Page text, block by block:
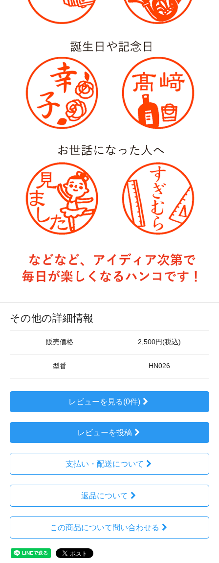
その他の詳細情報
販売価格 2,500円(税込)
型番 HN026
レビューを見る(0件)
レビューを投稿
支払い・配送について
返品について
この商品について問い合わせる